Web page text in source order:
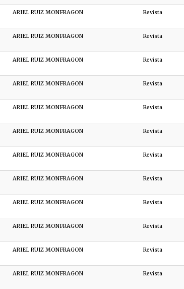
ARIEL RUIZ MONFRAGON Revista
ARIEL RUIZ MONFRAGON Revista
ARIEL RUIZ MONFRAGON Revista
ARIEL RUIZ MONFRAGON Revista
ARIEL RUIZ MONFRAGON Revista
ARIEL RUIZ MONFRAGON Revista
ARIEL RUIZ MONFRAGON Revista
ARIEL RUIZ MONFRAGON Revista
ARIEL RUIZ MONFRAGON Revista
ARIEL RUIZ MONFRAGON Revista
ARIEL RUIZ MONFRAGON Revista
ARIEL RUIZ MONFRAGON Revista